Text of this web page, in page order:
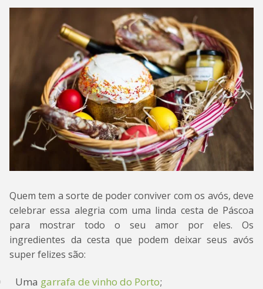
Quem tem a sorte de poder conviver com os avós, deve
celebrar essa alegria com uma linda cesta de Páscoa
para mostrar todo o seu amor por eles. Os
ingredientes da cesta que podem deixar seus avós
super felizes são:
Uma garrafa de vinho do Porto;